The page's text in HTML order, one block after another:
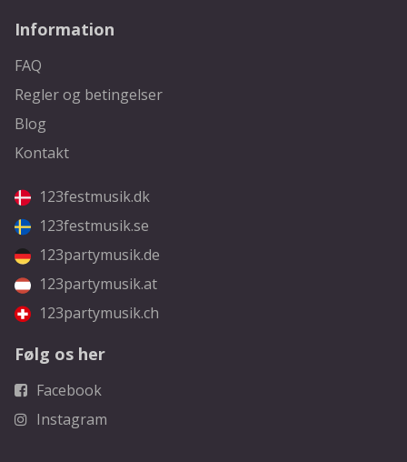
Information
FAQ
Regler og betingelser
Blog
Kontakt
123festmusik.dk
123festmusik.se
123partymusik.de
123partymusik.at
123partymusik.ch
Følg os her
Facebook
Instagram